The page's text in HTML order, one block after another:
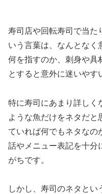
寿司店や回転寿司で当た
いう言葉は、なんとなく
何を指すのか、刺身や具
とすると意外に迷いやす
特に寿司にあまり詳しく
ような魚だけをネタだと
ていれば何でもネタなの
話やメニュー表記を十分
がちです。
しかし、寿司のネタとい